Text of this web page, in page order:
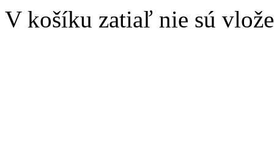
V košíku zatiaľ nie sú